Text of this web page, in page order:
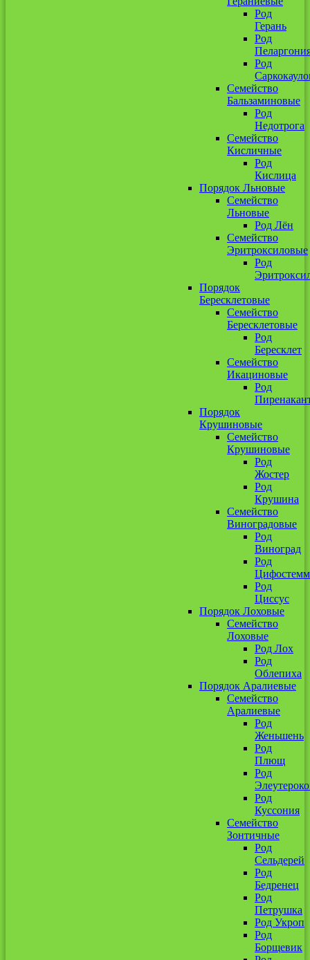
Род
Герань
Род
Род
Семейство
Бальзаминовые
Род
Недотрога
Семейство
Кисличные
Род
Кислица
Порядок Льновые
Семейство
Льновые
Род Лён
Семейство
Эритроксиловые
Род
Порядок
Бересклетовые
Семейство
Бересклетовые
Род
Бересклет
Семейство
Икациновые
Род
Порядок
Крушиновые
Семейство
Крушиновые
Род
Жостер
Род
Крушина
Семейство
Виноградовые
Род
Виноград
Род
Род
Циссус
Порядок Лоховые
Семейство
Лоховые
Род Лох
Род
Облепиха
Порядок Аралиевые
Семейство
Аралиевые
Род
Женьшень
Род
Плющ
Род
Род
Куссония
Семейство
Зонтичные
Род
Сельдерей
Род
Бедренец
Род
Петрушка
Род Укроп
Род
Борщевик